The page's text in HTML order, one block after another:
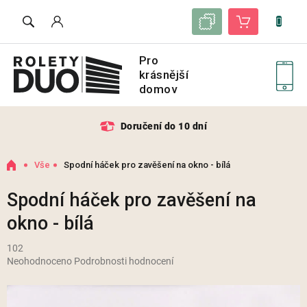
Seznam vzorků Nákupní košík
Doručení do 10 dní
Domů
Vše Spodní háček pro zavěšení na okno - bílá
Spodní háček pro zavěšení na
okno - bílá
102
Průměrné
Neohodnoceno Podrobnosti hodnocení